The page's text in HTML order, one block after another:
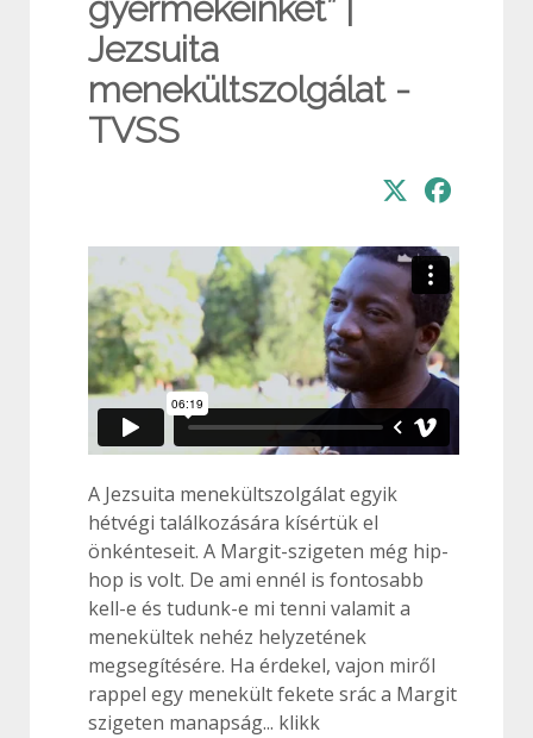
Jezsuita
menekültszolgálat -
TVSS
A Jezsuita menekültszolgálat egyik
hétvégi találkozására kísértük el
önkénteseit. A Margit-szigeten még hip-
hop is volt. De ami ennél is fontosabb
kell-e és tudunk-e mi tenni valamit a
menekültek nehéz helyzetének
megsegítésére. Ha érdekel, vajon miről
rappel egy menekült fekete srác a Margit
szigeten manapság... klikk